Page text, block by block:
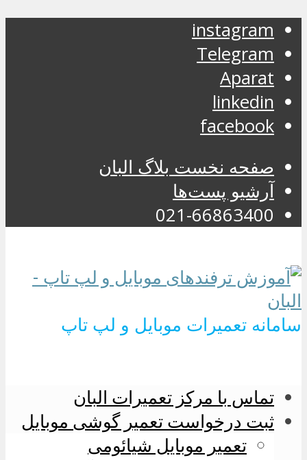
instagram
Telegram
Aparat
linkedin
facebook
صفحه نخست بلاگ البان
آرشیو پست‌ها
021-66863400
سامانه تعمیرات موبایل و لپ تاپ
تماس با مرکز تعمیرات البان
ثبت درخواست تعمیر گوشی موبایل
تعمیر موبایل شیائومی